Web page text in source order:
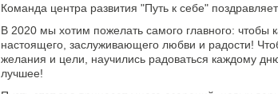
Команда центра развития "Путь к себе"
В 2020 мы хотим пожелать самого главного:
настоящего, заслуживающего любви и радости!
желания и цели, научились радоваться каждому
лучшее!